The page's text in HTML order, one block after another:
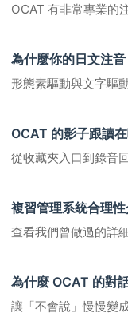
OCAT 有非常專業的
為什麼你的日文注
形態素驅動與文字驅
OCAT 的影子跟讀
從收藏夾入口到錄音
複習管理系統合理
查看我們曾做過的詳
為什麼 OCAT 的對
讓「不會說」慢慢變